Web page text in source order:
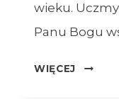
wieku.
Panu Bogu
WIĘCEJ